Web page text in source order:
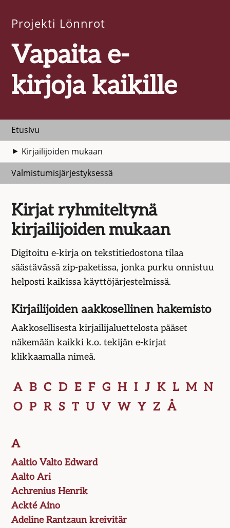
Projekti Lönnrot
Vapaita e-
kirjoja kaikille
Etusivu
Kirjailijoiden mukaan
Valmistumisjärjestyksessä
Kirjat ryhmiteltynä
kirjailijoiden mukaan
Digitoitu e-kirja on tekstitiedostona tilaa
säästävässä zip-paketissa, jonka purku onnistuu
helposti kaikissa käyttö­järjestelmissä.
Kirjailijoiden aakkosellinen hakemisto
Aakkosellisesta kirjailijaluettelosta pääset
näkemään kaikki k.o. tekijän e-kirjat
klikkaamalla nimeä.
A B C D E F G H I J K L M N
O P R S T U V W Y Z Å
A
Aaltio Valto Edward
Aalto Ari
Achrenius Henrik
Ackté Aino
Adeline Rantzaun kreivitär